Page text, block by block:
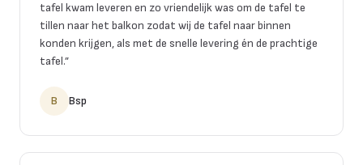
tafel kwam leveren en zo vriendelijk was om de tafel te
tillen naar het balkon zodat wij de tafel naar binnen
konden krijgen, als met de snelle levering én de prachtige
tafel.”
B Bsp